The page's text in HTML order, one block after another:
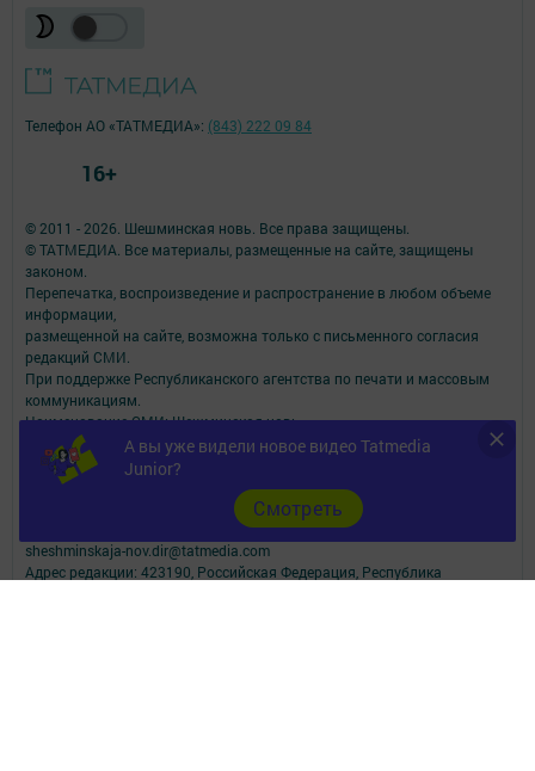
А вы уже видели новое видео Tatmedia
Junior?
Cмотреть
© 2011 - 2026. Шешминская новь. Все права защищены.
© ТАТМЕДИА. Все материалы, размещенные на сайте, защищены
законом.
Перепечатка, воспроизведение и распространение в любом объеме
информации,
размещенной на сайте, возможна только с письменного согласия
редакций СМИ.
При поддержке Республиканского агентства по печати и массовым
коммуникациям.
Наименование СМИ: Шешминская новь
СМИ зарегистрировано Федеральной службой по надзору в сфере
связи,
информационных технологий и массовых коммуникаций
запись о регистрации СМИ ЭЛ № ФС 77 - 90148 от 07.10.2025
ФИО главного редактора: Мусин Азат Вализанович Email:
sheshminskaja-nov.dir@tatmedia.com
Адрес редакции: 423190, Российская Федерация, Республика
Телефон АО «ТАТМЕДИА»: (843) 222 09 84
16+